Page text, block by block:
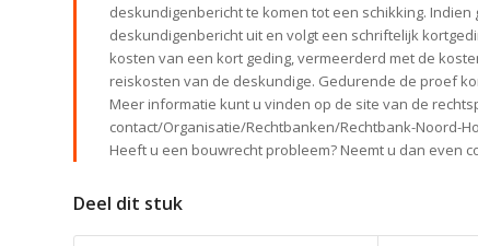
deskundigenbericht te komen tot een schikking.
deskundigenbericht uit en volgt een schriftelijk
kosten van een kort geding, vermeerderd met de
reiskosten van de deskundige. Gedurende de proef
Meer informatie kunt u vinden op de site van de
contact/Organisatie/Rechtbanken/Rechtbank-Noord-
Heeft u een bouwrecht probleem? Neemt u dan even
Deel dit stuk